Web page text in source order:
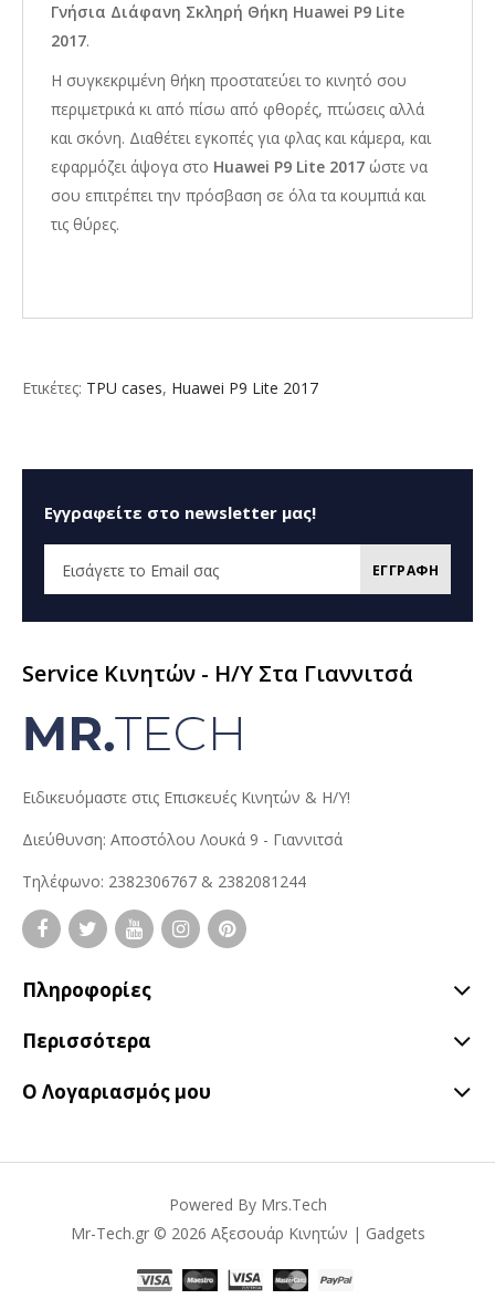
Γνήσια Διάφανη Σκληρή Θήκη Huawei P9 Lite
2017.
Η συγκεκριμένη θήκη προστατεύει το κινητό σου
περιμετρικά κι από πίσω από φθορές, πτώσεις αλλά
και σκόνη. Διαθέτει εγκοπές για φλας και κάμερα, και
εφαρμόζει άψογα στο Huawei P9 Lite 2017 ώστε να
σου επιτρέπει την πρόσβαση σε όλα τα κουμπιά και
τις θύρες.
Ετικέτες: TPU cases, Huawei P9 Lite 2017
Εγγραφείτε στο newsletter μας!
ΕΓΓΡΑΦΗ
Service Κινητών - H/Y Στα Γιαννιτσά
Ειδικευόμαστε στις Επισκευές Κινητών & Η/Υ!
Διεύθυνση: Αποστόλου Λουκά 9 - Γιαννιτσά
Τηλέφωνο: 2382306767 & 2382081244
Πληροφορίες
Περισσότερα
Ο Λογαριασμός μου
Powered By Mrs.Tech
Mr-Tech.gr © 2026 Αξεσουάρ Κινητών | Gadgets